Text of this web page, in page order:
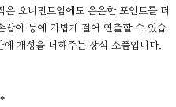
오너먼트임에도 은은한 포인트를 더
잡이 등에 가볍게 걸어 연출할 수 있습
개성을 더해주는 장식 소품입니다.